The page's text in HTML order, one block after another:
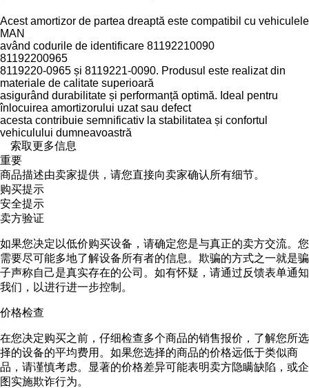
Acest amortizor de partea dreaptă este compatibil cu vehiculele
MAN
având codurile de identificare 81192210090
81192200965
8119220-0965 și 8119221-0090. Produsul este realizat din
materiale de calitate superioară
asigurând durabilitate și performanță optimă. Ideal pentru
înlocuirea amortizorului uzat sau defect
acesta contribuie semnificativ la stabilitatea și confortul
vehiculului dumneavoastră
索取更多信息
重要
商品描述由卖家提供，请您直接向卖家确认所有细节。
购买提示
安全提示
卖方验证
如果您决定以低价购买设备，请确定您是与真正的卖方交流。您
需要尽可能多地了解设备所有者的信息。欺骗的方式之一就是骗
子声称自己是真实存在的公司。如有怀疑，请通过反馈表单通知
我们，以进行进一步控制。
价格检查
在您决定购买之前，仔细检查多个商品的销售报价，了解您所选
择的设备的平均费用。如果您选择的商品的价格远低于类似商
品，请谨慎考虑。显著的价格差异可能表明卖方隐瞒缺陷，或企
图实施欺诈行为。